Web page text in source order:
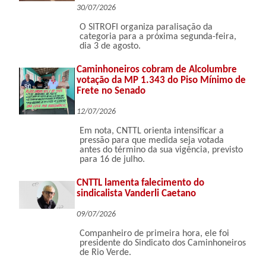
30/07/2026
O SITROFI organiza paralisação da
categoria para a próxima segunda-feira,
dia 3 de agosto.
Caminhoneiros cobram de Alcolumbre
votação da MP 1.343 do Piso Mínimo de
Frete no Senado
12/07/2026
Em nota, CNTTL orienta intensificar a
pressão para que medida seja votada
antes do término da sua vigência, previsto
para 16 de julho.
CNTTL lamenta falecimento do
sindicalista Vanderli Caetano
09/07/2026
Companheiro de primeira hora, ele foi
presidente do Sindicato dos Caminhoneiros
de Rio Verde.